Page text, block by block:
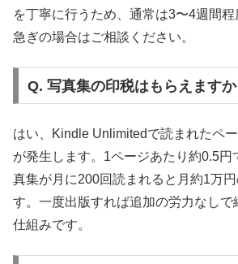
を丁寧に行うため、通常は3〜4週間
急ぎの場合はご相談ください。
Q. 写真集の印税はもらえますか
はい、Kindle Unlimitedで読まれたペ
が発生します。1ページあたり約0.5円
真集が月に200回読まれると月約1万
す。一度出版すれば追加の労力なしで
仕組みです。